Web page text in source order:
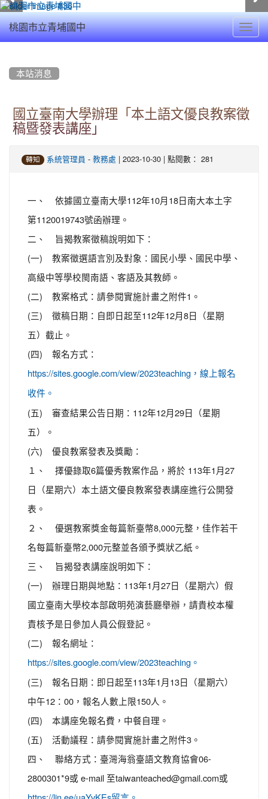
桃園市立青埔國中
本站消息
國立臺南大學辦理「本土語文優良教案徵
稿暨發表講座」
轉知 系統管理員 - 教務處 | 2023-10-30 | 點閱數： 281
一、 依據國立臺南大學112年10月18日南大本土字
第1120019743號函辦理。
二、 旨揭教案徵稿說明如下：
(一) 教案徵選語言別及對象：國民小學、國民中學、
高級中等學校閩南語、客語及其教師。
(二) 教案格式：請參閱實施計畫之附件1。
(三) 徵稿日期：自即日起至112年12月8日（星期
五）截止。
(四) 報名方式：
https://sites.google.com/view/2023teaching，線上報名
收件。
(五) 審查結果公告日期：112年12月29日（星期
五）。
(六) 優良教案發表及獎勵：
１、 擇優錄取6篇優秀教案作品，將於 113年1月27
日（星期六）本土語文優良教案發表講座進行公開發
表。
２、 優選教案獎金每篇新臺幣8,000元整，佳作若干
名每篇新臺幣2,000元整並各頒予獎狀乙紙。
三、 旨揭發表講座說明如下：
(一) 辦理日期與地點：113年1月27日（星期六）假
國立臺南大學校本部啟明苑演藝廳舉辦，請貴校本權
責核予是日參加人員公假登記。
(二) 報名網址：
https://sites.google.com/view/2023teaching。
(三) 報名日期：即日起至113年1月13日（星期六）
中午12：00，報名人數上限150人。
(四) 本講座免報名費，中餐自理。
(五) 活動議程：請參閱實施計畫之附件3。
四、 聯絡方式：臺灣海翁臺語文教育協會06-
2800301*9或 e-mail 至taiwanteached@gmail.com或